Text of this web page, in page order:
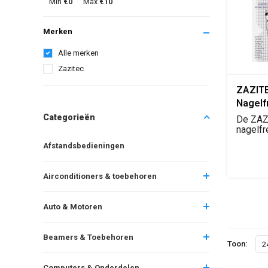
Merken
Alle merken
Zazitec
Categorieën
Afstandsbedieningen
Airconditioners & toebehoren
Auto & Motoren
Beamers & Toebehoren
Carver
De
Toon: